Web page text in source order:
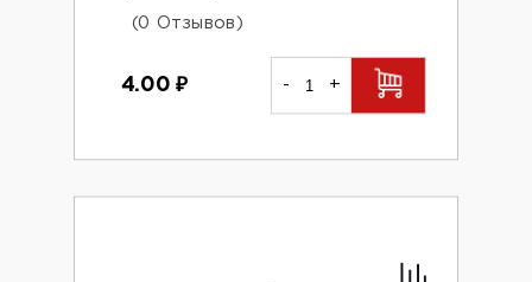
(0 Отзывов)
4.00₽ - +